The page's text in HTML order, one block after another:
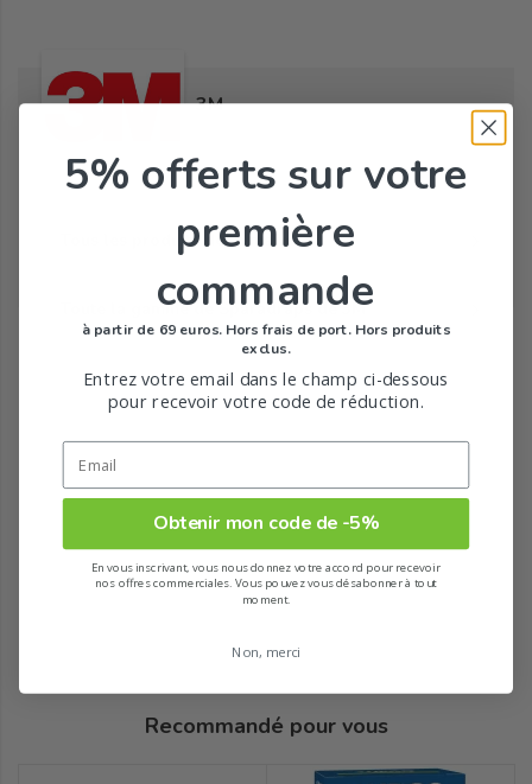
3M
Tous les produits de la marque
Toute la gamme de Sparadraps de 3M
Recommandé pour vous
5% offerts sur votre
première
commande
à partir de 69 euros. Hors frais de port. Hors produits
exclus.
Entrez votre email dans le champ ci-dessous
pour recevoir votre code de réduction.
Obtenir mon code de -5%
En vous inscrivant, vous nous donnez votre accord pour recevoir
nos offres commerciales. Vous pouvez vous désabonner à tout
moment.
Non, merci